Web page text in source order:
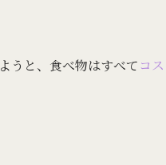
うと、食べ物はすべてコ